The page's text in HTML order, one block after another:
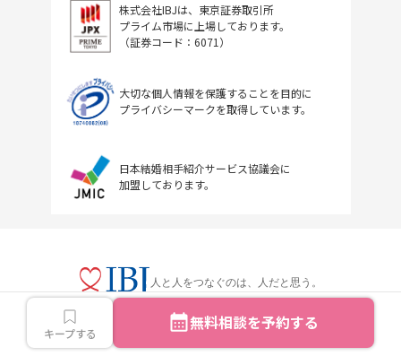
キープする 無料相談を予約する
株式会社IBJは、東京証券取引所
プライム市場に上場しております。
（証券コード：6071）
大切な個人情報を保護することを目的に
プライバシーマークを取得しています。
日本結婚相手紹介サービス協議会に
加盟しております。
人と人をつなぐのは、人だと思う。